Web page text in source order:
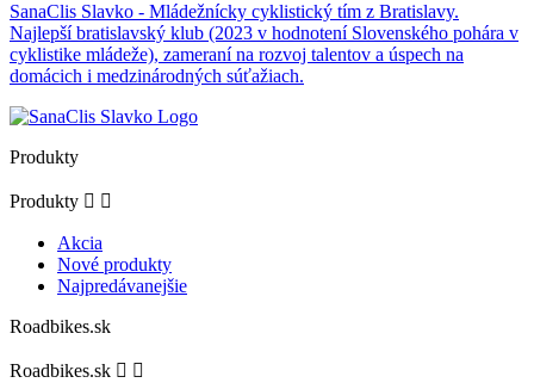
SanaClis Slavko - Mládežnícky cyklistický tím z Bratislavy.
Najlepší bratislavský klub (2023 v hodnotení Slovenského pohára v
cyklistike mládeže), zameraní na rozvoj talentov a úspech na
domácich i medzinárodných súťažiach.
Produkty
Produkty  
Akcia
Nové produkty
Najpredávanejšie
Roadbikes.sk
Roadbikes.sk  